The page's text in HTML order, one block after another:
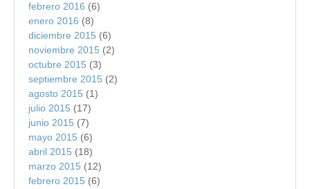
febrero 2016 (6)
enero 2016 (8)
diciembre 2015 (6)
noviembre 2015 (2)
octubre 2015 (3)
septiembre 2015 (2)
agosto 2015 (1)
julio 2015 (17)
junio 2015 (7)
mayo 2015 (6)
abril 2015 (18)
marzo 2015 (12)
febrero 2015 (6)